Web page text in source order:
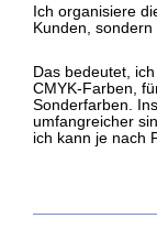
Ich organisiere
Kunden, sondern
Das bedeutet,
CMYK-Farben,
Sonderfarben.
umfangreicher
ich kann je nach